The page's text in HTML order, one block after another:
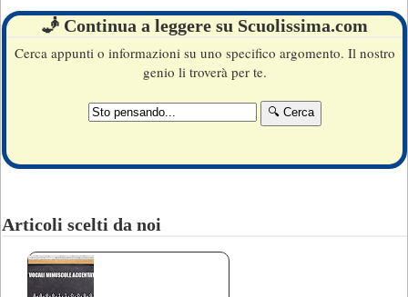
🧞 Continua a leggere su Scuolissima.com
Cerca appunti o informazioni su uno specifico argomento. Il nostro
genio li troverà per te.
Articoli scelti da noi